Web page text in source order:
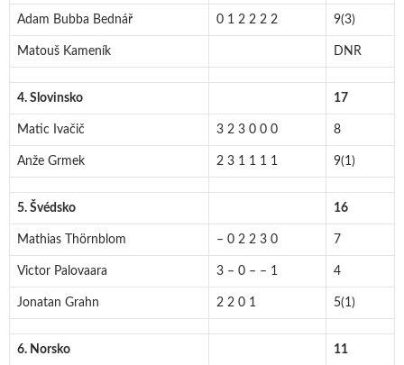
Adam Bubba Bednář 0 1 2 2 2 2 9(3)
Matouš Kameník DNR
4. Slovinsko 17
Matic Ivačič 3 2 3 0 0 0 8
Anže Grmek 2 3 1 1 1 1 9(1)
5. Švédsko 16
Mathias Thörnblom – 0 2 2 3 0 7
Victor Palovaara 3 – 0 – – 1 4
Jonatan Grahn 2 2 0 1 5(1)
6. Norsko 11